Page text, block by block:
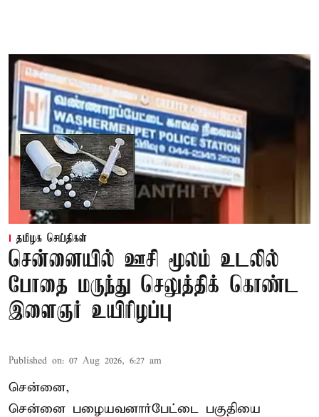
தமிழக செய்திகள்
சென்னையில் ஊசி மூலம் உடலில்
போதை மருந்து செலுத்திக் கொண்ட
இளைஞர் உயிரிழப்பு
Published on: 07 Aug 2026, 6:27 am
சென்னை,
சென்னை பழையவனார்பேட்டை பகுதியை